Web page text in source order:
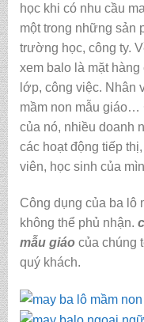
học khi có nhu cầu
một trong những sản
trường học, công ty.
xem balo là mặt
lớp, công việc. Nhân
mầm non mẫu giáo…
của nó, nhiều doanh
các hoạt động tiếp
viên, học sinh của
Công dụng của ba lô
không thể phủ nhận.
mẫu giáo của chúng
quý khách.